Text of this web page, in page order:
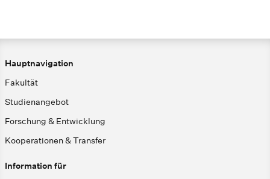
Hauptnavigation
Fakultät
Studienangebot
Forschung & Entwicklung
Kooperationen & Transfer
Information für